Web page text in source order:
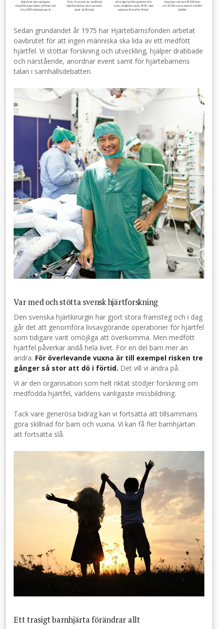
Sedan grundandet år 1975 har Hjärtebarnsfonden arbetat
oavbrutet för att ingen människa ska lida av ett medfött
hjärtfel. Vi stöttar forskning och utveckling, hjälper drabbade
och närstående, anordnar event samt för hjärtebarnens
talan i samhällsdebatten.
Var med och stötta svensk hjärtforskning
Den svenska hjärtkirurgin har gjort stora framsteg och i dag
går det att genomföra livsavgörande operationer för hjärtfel
som tidigare varit omöjliga att överkomma. Men medfött
hjärtfel påverkar ändå hela livet. För en del barn mer än
andra. För överlevande vuxna är till exempel risken tre
gånger så stor att dö i förtid. Det vill vi ändra på.
Vi är den organisation som helt riktat stödjer forskning om
medfödda hjärtfel, världens vanligaste missbildning.
Tack vare generösa bidrag kan vi fortsätta att tillsammans
göra skillnad för barn och vuxna. Vi kan få fler barnhjärtan
att fortsätta slå.
Ett trasigt barnhjärta förändrar allt